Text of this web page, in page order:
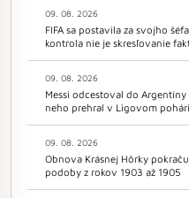
09. 08. 2026
FIFA sa postavila za svojho
kontrola nie je skresľovanie
09. 08. 2026
Messi odcestoval do
neho prehral v Ligovom pohári
09. 08. 2026
Obnova Krásnej Hôrky
podoby z rokov 1903 až 1905